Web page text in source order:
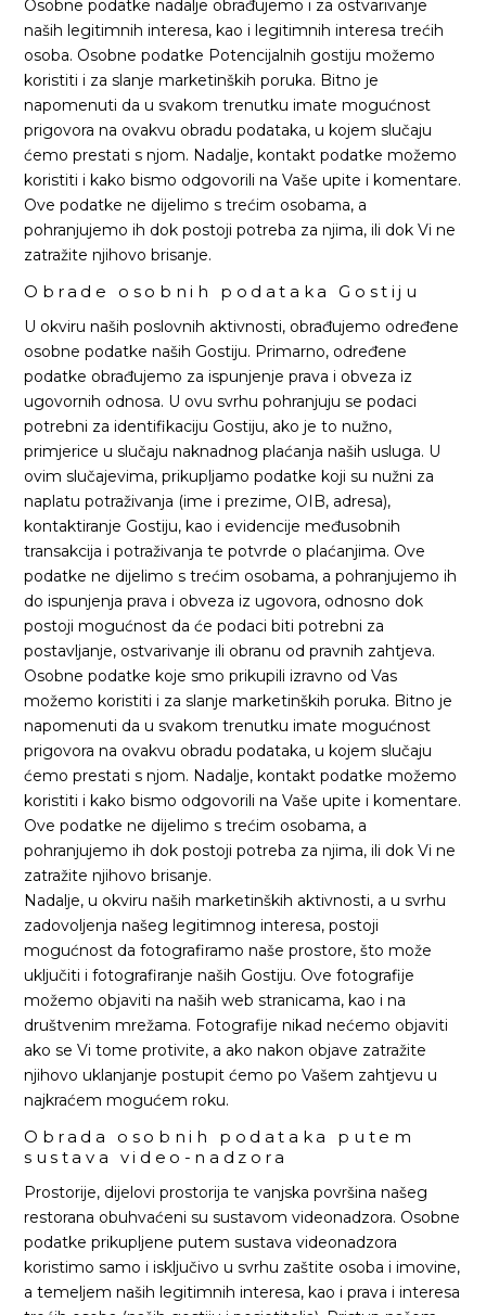
Osobne podatke nadalje obrađujemo i za ostvarivanje
naših legitimnih interesa, kao i legitimnih interesa trećih
osoba. Osobne podatke Potencijalnih gostiju možemo
koristiti i za slanje marketinških poruka. Bitno je
napomenuti da u svakom trenutku imate mogućnost
prigovora na ovakvu obradu podataka, u kojem slučaju
ćemo prestati s njom. Nadalje, kontakt podatke možemo
koristiti i kako bismo odgovorili na Vaše upite i komentare.
Ove podatke ne dijelimo s trećim osobama, a
pohranjujemo ih dok postoji potreba za njima, ili dok Vi ne
zatražite njihovo brisanje.
Obrade osobnih podataka Gostiju
U okviru naših poslovnih aktivnosti, obrađujemo određene
osobne podatke naših Gostiju. Primarno, određene
podatke obrađujemo za ispunjenje prava i obveza iz
ugovornih odnosa. U ovu svrhu pohranjuju se podaci
potrebni za identifikaciju Gostiju, ako je to nužno,
primjerice u slučaju naknadnog plaćanja naših usluga. U
ovim slučajevima, prikupljamo podatke koji su nužni za
naplatu potraživanja (ime i prezime, OIB, adresa),
kontaktiranje Gostiju, kao i evidencije međusobnih
transakcija i potraživanja te potvrde o plaćanjima. Ove
podatke ne dijelimo s trećim osobama, a pohranjujemo ih
do ispunjenja prava i obveza iz ugovora, odnosno dok
postoji mogućnost da će podaci biti potrebni za
postavljanje, ostvarivanje ili obranu od pravnih zahtjeva.
Osobne podatke koje smo prikupili izravno od Vas
možemo koristiti i za slanje marketinških poruka. Bitno je
napomenuti da u svakom trenutku imate mogućnost
prigovora na ovakvu obradu podataka, u kojem slučaju
ćemo prestati s njom. Nadalje, kontakt podatke možemo
koristiti i kako bismo odgovorili na Vaše upite i komentare.
Ove podatke ne dijelimo s trećim osobama, a
pohranjujemo ih dok postoji potreba za njima, ili dok Vi ne
zatražite njihovo brisanje.
Nadalje, u okviru naših marketinških aktivnosti, a u svrhu
zadovoljenja našeg legitimnog interesa, postoji
mogućnost da fotografiramo naše prostore, što može
uključiti i fotografiranje naših Gostiju. Ove fotografije
možemo objaviti na naših web stranicama, kao i na
društvenim mrežama. Fotografije nikad nećemo objaviti
ako se Vi tome protivite, a ako nakon objave zatražite
njihovo uklanjanje postupit ćemo po Vašem zahtjevu u
najkraćem mogućem roku.
Obrada osobnih podataka putem
sustava video-nadzora
Prostorije, dijelovi prostorija te vanjska površina našeg
restorana obuhvaćeni su sustavom videonadzora. Osobne
podatke prikupljene putem sustava videonadzora
koristimo samo i isključivo u svrhu zaštite osoba i imovine,
a temeljem naših legitimnih interesa, kao i prava i interesa